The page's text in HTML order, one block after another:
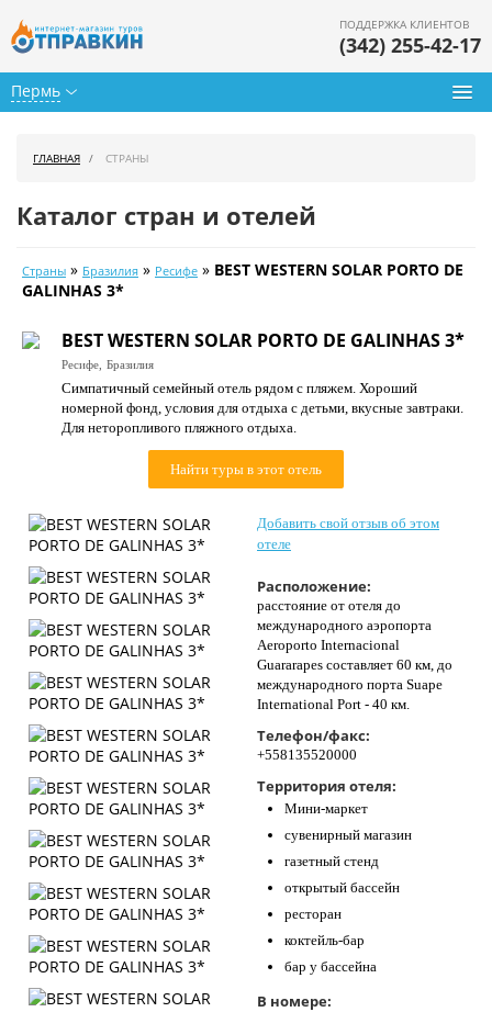
Пермь
ПОДДЕРЖКА КЛИЕНТОВ
(342) 255-42-17
Календарь туров
Цены дня
Страны
Как купить
Контакты
ГЛАВНАЯ СТРАНЫ
Каталог стран и отелей
Страны » Бразилия » Ресифе » BEST WESTERN SOLAR PORTO DE
GALINHAS 3*
BEST WESTERN SOLAR PORTO DE GALINHAS 3*
Ресифе, Бразилия
Симпатичный семейный отель рядом с пляжем. Хороший
номерной фонд, условия для отдыха с детьми, вкусные завтраки.
Для неторопливого пляжного отдыха.
Найти туры в этот отель
Добавить свой отзыв об этом
отеле
Расположение:
расстояние от отеля до
международного аэропорта
Aeroporto Internacional
Guararapes составляет 60 км, до
международного порта Suape
International Port - 40 км.
Телефон/факс:
+558135520000
Территория отеля:
Мини-маркет
сувенирный магазин
газетный стенд
открытый бассейн
ресторан
коктейль-бар
бар у бассейна
В номере: